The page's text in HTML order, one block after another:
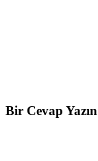
Bir Cevap Yazın